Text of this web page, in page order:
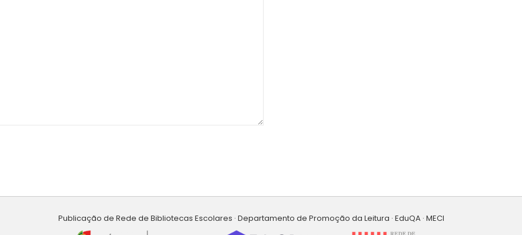
Publicação de Rede de Bibliotecas Escolares · Departamento de Promoção da Leitura · EduQA · MECI